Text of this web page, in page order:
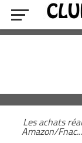
Les achats
Amazon/